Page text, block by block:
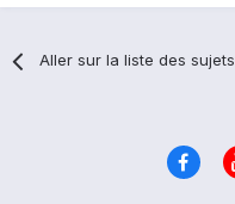
Aller sur la liste des sujets